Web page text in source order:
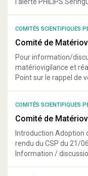
COMITÉS SCIENTIFIQUES
Comité de
Pour information/
matériovigilance et
Point sur le rappel de
COMITÉS SCIENTIFIQUES
Comité de
Introduction Adoption
rendu du CSP du 21/
Information /